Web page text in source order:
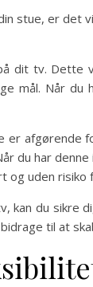
stue, er
dit tv. Dette
mål. Når du
afgørende
du har
uden risiko
du sikre
til at